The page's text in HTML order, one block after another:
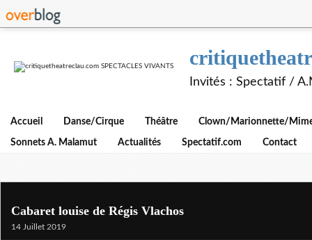
Invités : Spectatif /
Accueil Danse/Cirque Théâtre Clown/Marionnette/
Sonnets A. Malamut Actualités Spectatif.com Contact
Cabaret louise de Régis Vlachos
14 Juillet 2019